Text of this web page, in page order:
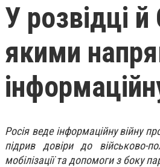
У розвідці
якими
Росія веде інформаційну війну
підрив довіри до військово-
мобілізації та допомоги з боку